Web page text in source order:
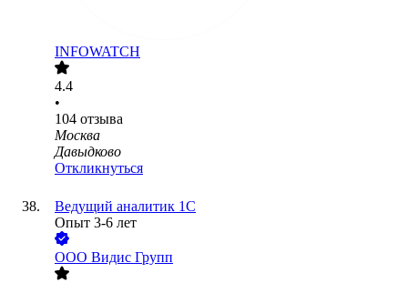
INFOWATCH
4.4
•
104 отзыва
Москва
Давыдково
Откликнуться
Ведущий аналитик 1С
Опыт 3-6 лет
ООО Видис Групп